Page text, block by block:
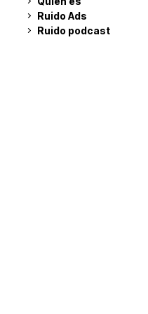
Ruido Ads
Ruido podcast